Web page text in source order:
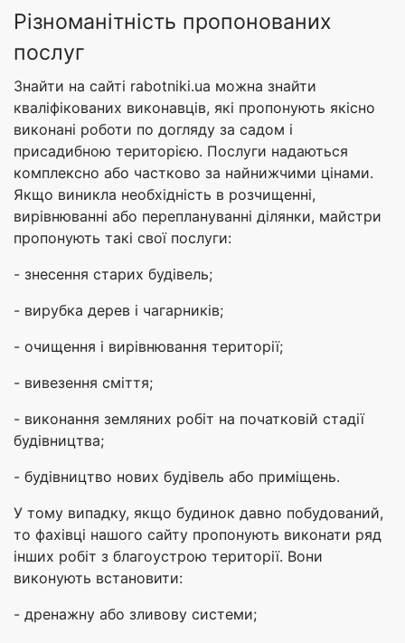
Різноманітність пропонованих
послуг
Знайти на сайті rabotniki.ua можна знайти
кваліфікованих виконавців, які пропонують якісно
виконані роботи по догляду за садом і
присадибною територією. Послуги надаються
комплексно або частково за найнижчими цінами.
Якщо виникла необхідність в розчищенні,
вирівнюванні або переплануванні ділянки, майстри
пропонують такі свої послуги:
- знесення старих будівель;
- вирубка дерев і чагарників;
- очищення і вирівнювання території;
- вивезення сміття;
- виконання земляних робіт на початковій стадії
будівництва;
- будівництво нових будівель або приміщень.
У тому випадку, якщо будинок давно побудований,
то фахівці нашого сайту пропонують виконати ряд
інших робіт з благоустрою території. Вони
виконують встановити:
- дренажну або зливову системи;